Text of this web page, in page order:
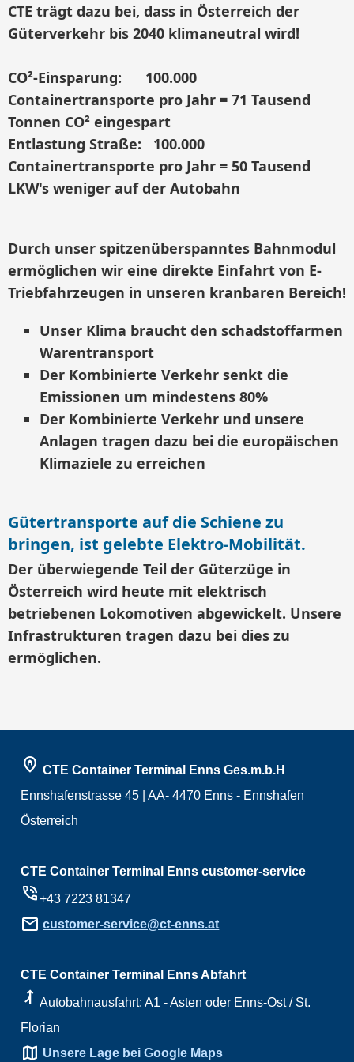
CTE trägt dazu bei, dass in Österreich der
Güterverkehr bis 2040 klimaneutral wird!
CO²-Einsparung: 100.000
Containertransporte pro Jahr = 71 Tausend
Tonnen CO² eingespart
Entlastung Straße: 100.000
Containertransporte pro Jahr = 50 Tausend
LKW's weniger auf der Autobahn
Durch unser spitzenüberspanntes Bahnmodul
ermöglichen wir eine direkte Einfahrt von E-
Triebfahrzeugen in unseren kranbaren Bereich!
Unser Klima braucht den schadstoffarmen
Warentransport
Der Kombinierte Verkehr senkt die
Emissionen um mindestens 80%
Der Kombinierte Verkehr und unsere
Anlagen tragen dazu bei die europäischen
Klimaziele zu erreichen
Gütertransporte auf die Schiene zu
bringen, ist gelebte Elektro-Mobilität.
Der überwiegende Teil der Güterzüge in
Österreich wird heute mit elektrisch
betriebenen Lokomotiven abgewickelt. Unsere
Infrastrukturen tragen dazu bei dies zu
ermöglichen.
home_pin CTE Container Terminal Enns Ges.m.b.H
Ennshafenstrasse 45 | AA- 4470 Enns - Ennshafen
Österreich
CTE Container Terminal Enns customer-service
phone_in_talk+43 7223 81347
mail customer-service@ct-enns.at
CTE Container Terminal Enns Abfahrt
ramp_right Autobahnausfahrt: A1 - Asten oder Enns-Ost / St.
Florian
map Unsere Lage bei Google Maps